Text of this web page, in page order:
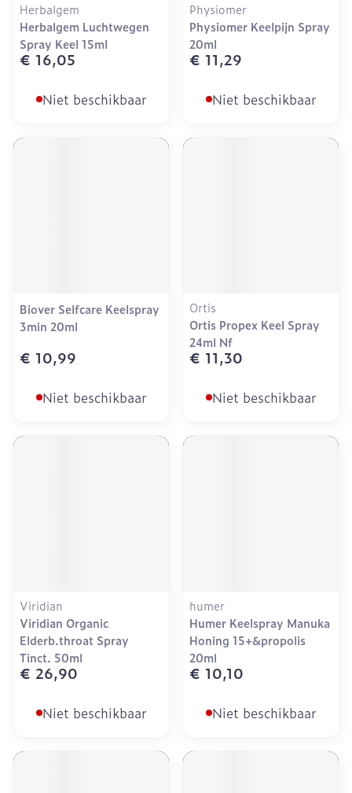
Herbalgem
Herbalgem Luchtwegen
Spray Keel 15ml
€ 16,05
Niet beschikbaar
Physiomer
Physiomer Keelpijn Spray
20ml
€ 11,29
Niet beschikbaar
Biover Selfcare Keelspray
3min 20ml
€ 10,99
Niet beschikbaar
Ortis
Ortis Propex Keel Spray
24ml Nf
€ 11,30
Niet beschikbaar
Viridian
Viridian Organic
Elderb.throat Spray
Tinct. 50ml
€ 26,90
Niet beschikbaar
humer
Humer Keelspray Manuka
Honing 15+&propolis
20ml
€ 10,10
Niet beschikbaar